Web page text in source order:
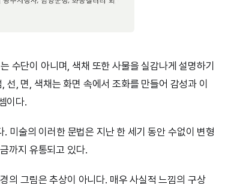
수단이 아니며, 색채 또한 사물을 실감나게 설명하기
, 면, 색채는 화면 속에서 조화를 만들어 감성과 이
이다.
미술의 이러한 문법은 지난 한 세기 동안 수없이 변형
까지 유통되고 있다.
의 그림은 추상이 아니다. 매우 사실적 느낌의 구상